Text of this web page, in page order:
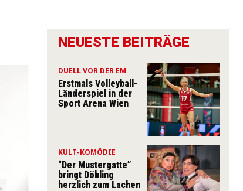
NEUESTE BEITRÄGE
DUELL VOR DER EM
Erstmals Volleyball-
Länderspiel in der
Sport Arena Wien
KULT-KOMÖDIE
“Der Mustergatte”
bringt Döbling
herzlich zum Lachen